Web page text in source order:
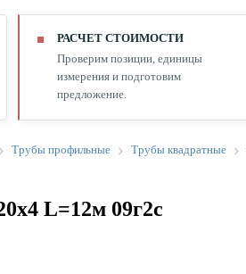
РАСЧЕТ СТОИМОСТИ
Проверим позиции, единицы
измерения и подготовим
предложение.
Трубы профильные Трубы квадратные
L=12м 09г2с